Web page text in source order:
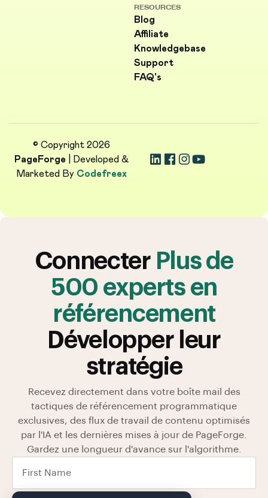
RESOURCES
Blog
Affiliate
Knowledgebase
Support
FAQ's
© Copyright 2026
PageForge | Developed &
Marketed By Codefreex
Connecter Plus de
500 experts en
référencement
Développer leur
stratégie
Recevez directement dans votre boîte mail des
tactiques de référencement programmatique
exclusives, des flux de travail de contenu optimisés
par l'IA et les dernières mises à jour de PageForge.
Gardez une longueur d'avance sur l'algorithme.